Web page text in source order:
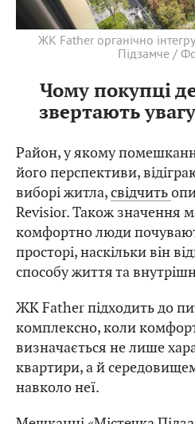
ЖК Father органічно
Підзамче /
Чому покупці
звертають
Район, у якому
його перспективи,
виборі житла,свідчить
Revisior. Також значення
комфортно люди
просторі, наскільки він
способу життя та
ЖК Father підходить до
комплексно, коли
визначається не лише
квартири, а й
навколо неї.